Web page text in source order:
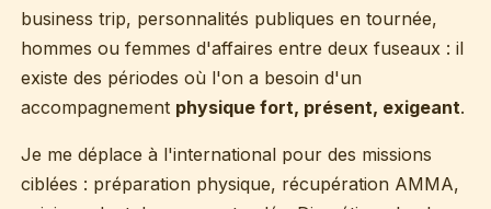
business trip, personnalités publiques en tournée,
hommes ou femmes d'affaires entre deux fuseaux : il
existe des périodes où l'on a besoin d'un
accompagnement physique fort, présent, exigeant.
Je me déplace à l'international pour des missions
ciblées : préparation physique, récupération AMMA,